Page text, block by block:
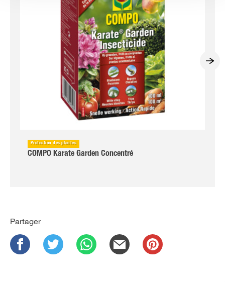
Protection des plantes
COMPO Karate Garden Concentré
Partager